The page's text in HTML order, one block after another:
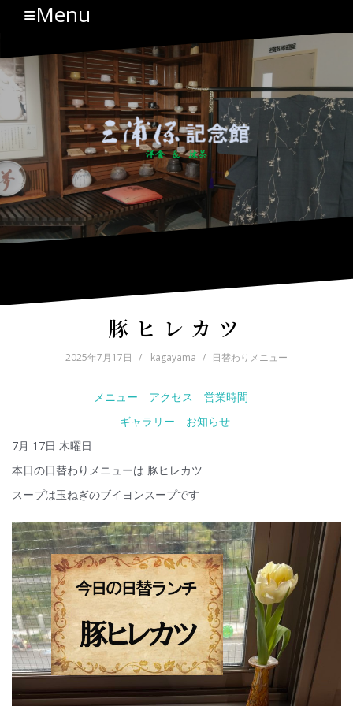
ン
ツ
キ
ッ
プ
≡Menu
豚ヒレカツ
2025年7月17日 kagayama 日替わりメニュー
メニュー アクセス
営業時間
ギャラリー
お知らせ
7月 17日 木曜日
本日の日替わりメニューは 豚ヒレカツ
スープは玉ねぎのブイヨンスープです